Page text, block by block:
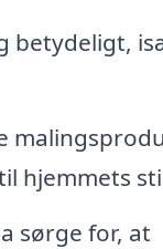
betydeligt,
hjemmets
sørge for, at